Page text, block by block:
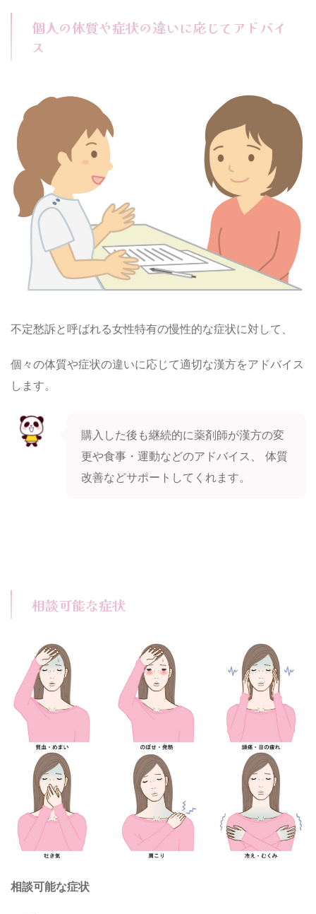
個人の体質や症状の違いに応じてアドバイ
ス
不定愁訴と呼ばれる女性特有の慢性的な症状に対して、
個々の体質や症状の違いに応じて適切な漢方をアドバイス
します。
購入した後も継続的に薬剤師が漢方の変
更や食事・運動などのアドバイス、 体質
改善などサポートしてくれます。
相談可能な症状
相談可能な症状